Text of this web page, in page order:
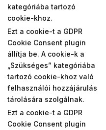
kategóriába tartozó
cookie-khoz.
Ezt a cookie-t a GDPR
Cookie Consent plugin
állítja be. A cookie-k a
„Szükséges” kategóriába
tartozó cookie-khoz való
felhasználói hozzájárulás
tárolására szolgálnak.
Ezt a cookie-t a GDPR
Cookie Consent plugin